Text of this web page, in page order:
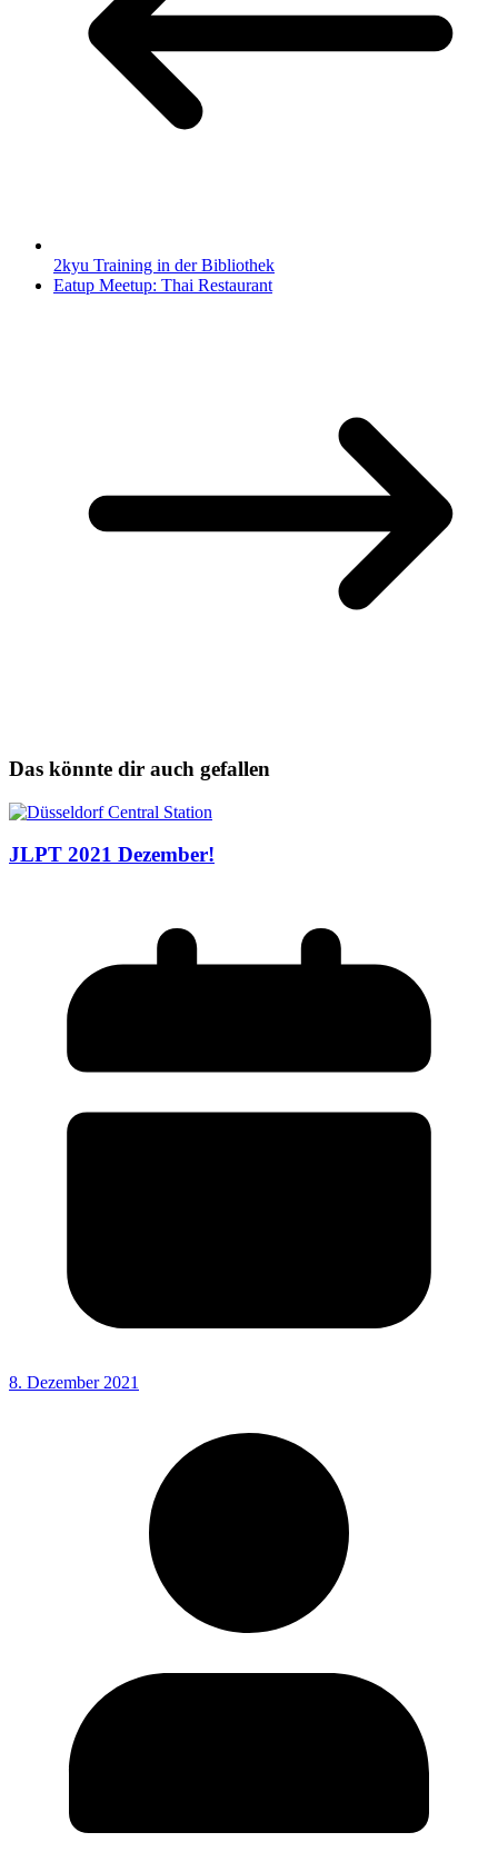
2kyu Training in der Bibliothek
Eatup Meetup: Thai Restaurant
Das könnte dir auch gefallen
JLPT 2021 Dezember!
8. Dezember 2021